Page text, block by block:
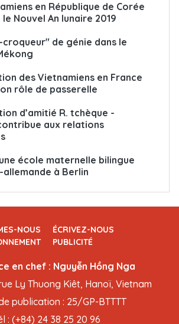
en République de Corée
Nouvel An lunaire 2019
croqueur" de génie dans le
des Vietnamiens en France
rôle de passerelle
d’amitié R. tchèque -
aux relations
école maternelle bilingue
à Berlin
NOUS
ÉCRIVEZ-NOUS
PUBLICITÉ
en chef : Nguyễn Hồng Nga
Ly Thuong Kiêt, Hanoï, Vietnam
publication : 25/GP-BTTTT
: (+84) 24 38 25 20 96